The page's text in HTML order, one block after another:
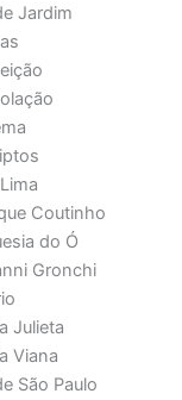
Jardim
Coutinho
do Ó
Gronchi
Julieta
Viana
São Paulo